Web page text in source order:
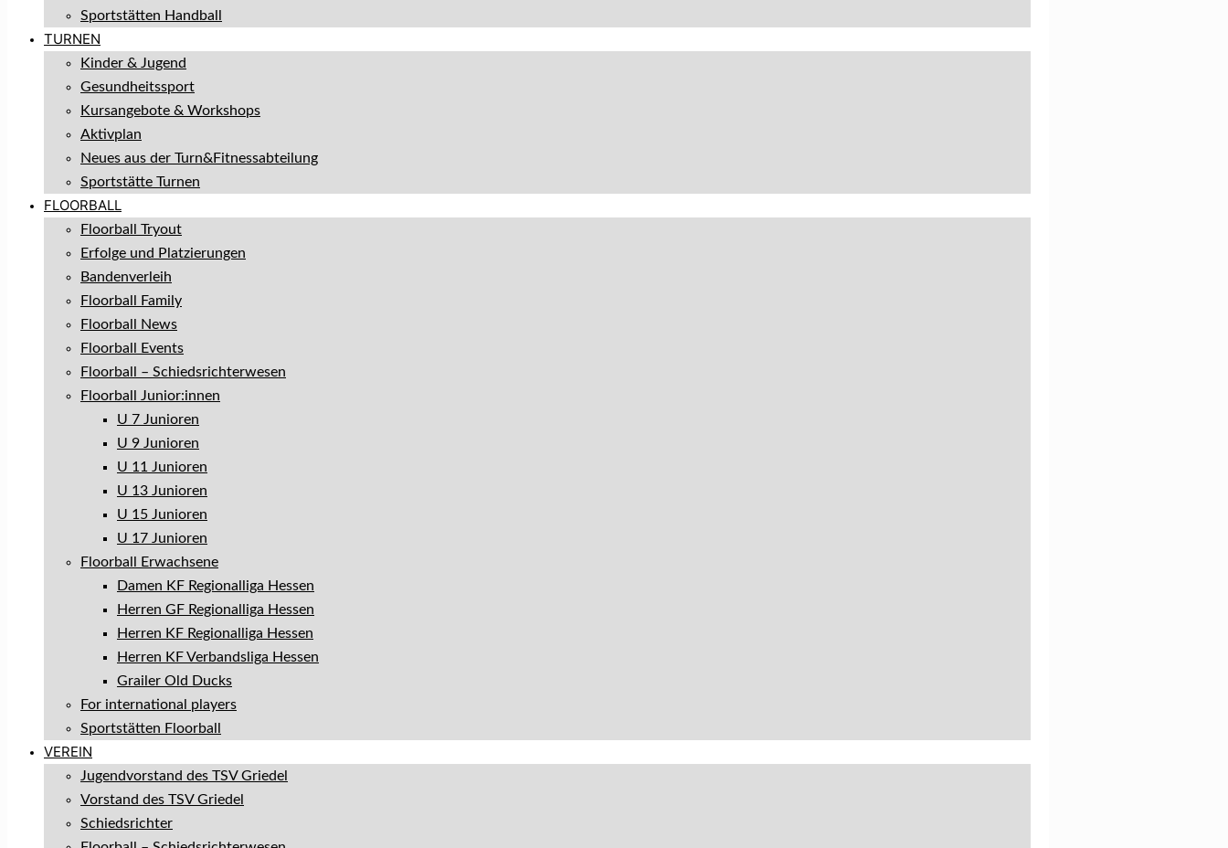
Sportstätten Handball
TURNEN
Kinder & Jugend
Gesundheitssport
Kursangebote & Workshops
Aktivplan
Neues aus der Turn&Fitnessabteilung
Sportstätte Turnen
FLOORBALL
Floorball Tryout
Erfolge und Platzierungen
Bandenverleih
Floorball Family
Floorball News
Floorball Events
Floorball – Schiedsrichterwesen
Floorball Junior:innen
U 7 Junioren
U 9 Junioren
U 11 Junioren
U 13 Junioren
U 15 Junioren
U 17 Junioren
Floorball Erwachsene
Damen KF Regionalliga Hessen
Herren GF Regionalliga Hessen
Herren KF Regionalliga Hessen
Herren KF Verbandsliga Hessen
Grailer Old Ducks
For international players
Sportstätten Floorball
VEREIN
Jugendvorstand des TSV Griedel
Vorstand des TSV Griedel
Schiedsrichter